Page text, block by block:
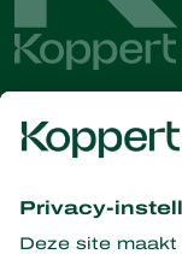
Ontvang
informatie